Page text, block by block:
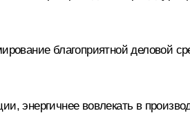
благоприятной деловой
энергичнее вовлекать в